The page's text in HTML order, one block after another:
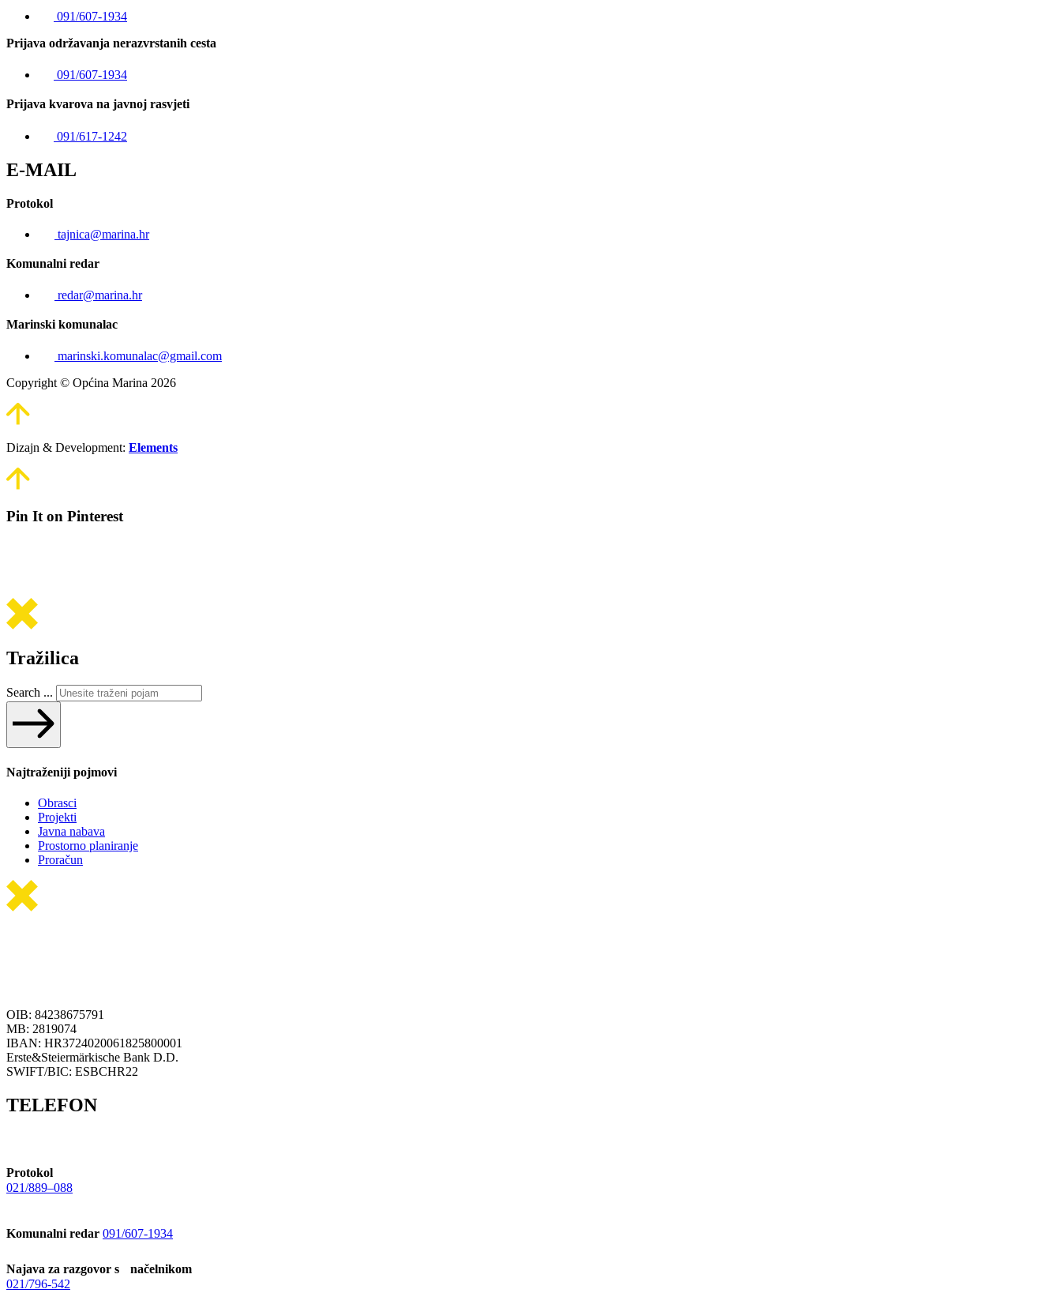
091/607-1934
Prijava održavanja nerazvrstanih cesta
091/607-1934
Prijava kvarova na javnoj rasvjeti
091/617-1242
E-MAIL
Protokol
tajnica@marina.hr
Komunalni redar
redar@marina.hr
Marinski komunalac
marinski.komunalac@gmail.com
Copyright © Općina Marina 2026
Dizajn & Development: Elements
Pin It on Pinterest
Tražilica
Search ...
Najtraženiji pojmovi
Obrasci
Projekti
Javna nabava
Prostorno planiranje
Proračun
OIB: 84238675791
MB: 2819074
IBAN: HR3724020061825800001
Erste&Steiermärkische Bank D.D.
SWIFT/BIC: ESBCHR22
TELEFON
Protokol
021/889–088
Komunalni redar 091/607-1934
Najava za razgovor s načelnikom
021/796-542